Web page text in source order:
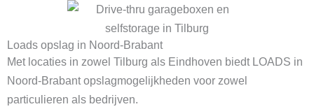
Loads opslag in Noord-Brabant
Met locaties in zowel Tilburg als Eindhoven biedt LOADS in
Noord-Brabant opslagmogelijkheden voor zowel
particulieren als bedrijven.